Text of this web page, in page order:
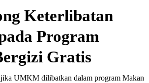
Keterlibatan
Program
Gratis
UMKM dilibatkan dalam program Makan